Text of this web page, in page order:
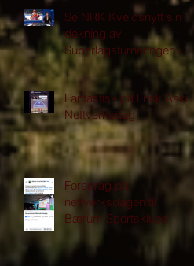
Se NRK Kveldsnytt sin
dekning av
Superlagsturneringen i
Asker
Fantastisk på Frisk Asker
Nettverksdag
Foredrag på
nettverksdagen til
Bærum Sportsklubb